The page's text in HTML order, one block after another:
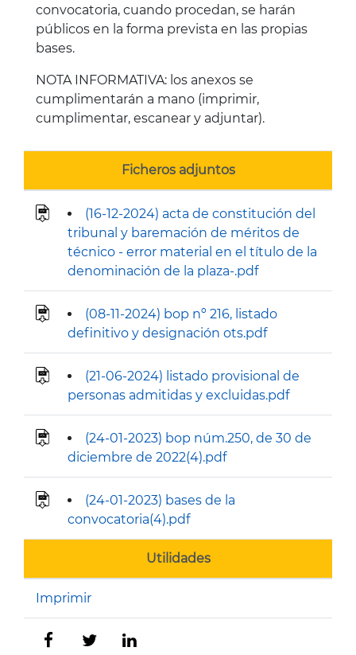
convocatoria, cuando procedan, se harán
públicos en la forma prevista en las propias
bases.
NOTA INFORMATIVA: los anexos se
cumplimentarán a mano (imprimir,
cumplimentar, escanear y adjuntar).
Ficheros adjuntos
(16-12-2024) acta de constitución del
tribunal y baremación de méritos de
técnico - error material en el título de la
denominación de la plaza-.pdf
(08-11-2024) bop nº 216, listado
definitivo y designación ots.pdf
(21-06-2024) listado provisional de
personas admitidas y excluidas.pdf
(24-01-2023) bop núm.250, de 30 de
diciembre de 2022(4).pdf
(24-01-2023) bases de la
convocatoria(4).pdf
Utilidades
Imprimir